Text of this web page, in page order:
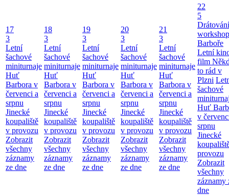
17
3
Letní
šachové
miniturnaje
Huť
Barbora v
červenci a
srpnu
Jinecké
koupaliště
v provozu
Zobrazit
všechny
záznamy
ze dne
18
3
Letní
šachové
miniturnaje
Huť
Barbora v
červenci a
srpnu
Jinecké
koupaliště
v provozu
Zobrazit
všechny
záznamy
ze dne
19
3
Letní
šachové
miniturnaje
Huť
Barbora v
červenci a
srpnu
Jinecké
koupaliště
v provozu
Zobrazit
všechny
záznamy
ze dne
20
3
Letní
šachové
miniturnaje
Huť
Barbora v
červenci a
srpnu
Jinecké
koupaliště
v provozu
Zobrazit
všechny
záznamy
ze dne
21
3
Letní
šachové
miniturnaje
Huť
Barbora v
červenci a
srpnu
Jinecké
koupaliště
v provozu
Zobrazit
všechny
záznamy
ze dne
22
5
Barboře
Letní
film
to rád v
Plzni
šachové
Huť
v
srpnu
Jinecké
provozu
Zobrazit
všechny
záznamy
dne